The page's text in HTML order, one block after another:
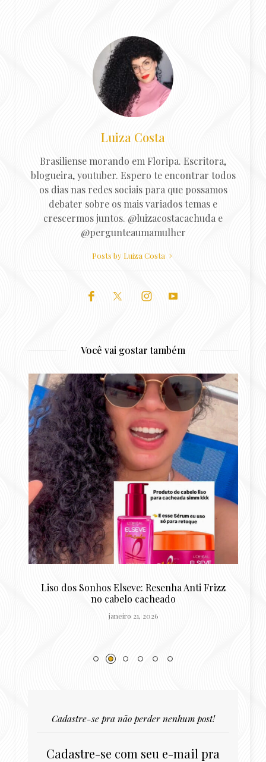
Luiza Costa
Brasiliense morando em Floripa. Escritora,
blogueira, youtuber. Espero te encontrar todos
os dias nas redes sociais para que possamos
debater sobre os mais variados temas e
crescermos juntos. @luizacostacachuda e
@pergunteaumamulher
Posts by Luiza Costa
Você vai gostar também
Liso dos Sonhos Elseve: Resenha Anti Frizz
no cabelo cacheado
janeiro 21, 2026
Cadastre-se pra não perder nenhum post!
Cadastre-se com seu e-mail pra